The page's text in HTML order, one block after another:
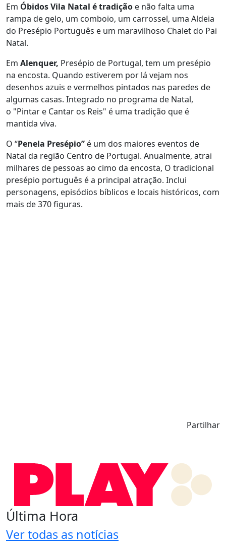
Em Óbidos Vila Natal é tradição e não falta uma
rampa de gelo, um comboio, um carrossel, uma Aldeia
do Presépio Português e um maravilhoso Chalet do Pai
Natal.
Em Alenquer, Presépio de Portugal, tem um presépio
na encosta. Quando estiverem por lá vejam nos
desenhos azuis e vermelhos pintados nas paredes de
algumas casas. Integrado no programa de Natal,
o "Pintar e Cantar os Reis" é uma tradição que é
mantida viva.
O “Penela Presépio” é um dos maiores eventos de
Natal da região Centro de Portugal. Anualmente, atrai
milhares de pessoas ao cimo da encosta, O tradicional
presépio português é a principal atração. Inclui
personagens, episódios bíblicos e locais históricos, com
mais de 370 figuras.
Partilhar
Última Hora
Ver todas as notícias